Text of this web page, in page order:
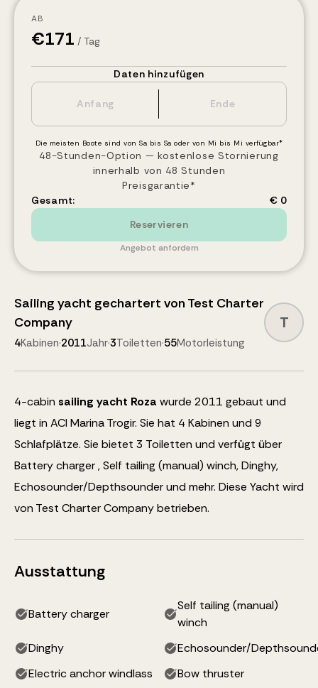
AB
€171 / Tag
Daten hinzufügen
Die meisten Boote sind von Sa bis Sa oder von Mi bis Mi verfügbar*
48-Stunden-Option — kostenlose Stornierung
innerhalb von 48 Stunden
Preisgarantie*
Gesamt:
€ 0
Reservieren
Angebot anfordern
Sailing yacht gechartert von Test Charter
Company
4Kabinen·2011Jahr·3Toiletten·55Motorleistung
T
4-cabin sailing yacht Roza wurde 2011 gebaut und
liegt in ACI Marina Trogir. Sie hat 4 Kabinen und 9
Schlafplätze. Sie bietet 3 Toiletten und verfügt über
Battery charger , Self tailing (manual) winch, Dinghy,
Echosounder/Depthsounderund mehr. Diese Yacht wird
von Test Charter Company betrieben.
Ausstattung
Battery charger
Self tailing (manual)
winch
Dinghy
Echosounder/
Electric anchor windlass
Bow thruster